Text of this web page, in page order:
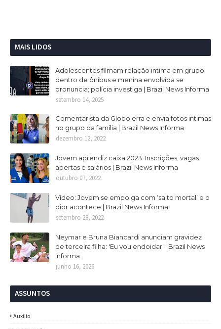
MAIS LIDOS
Adolescentes filmam relação intima em grupo
dentro de ônibus e menina envolvida se
pronuncia; polícia investiga | Brazil News Informa
setembro 14, 2025
Comentarista da Globo erra e envia fotos intimas
no grupo da família | Brazil News Informa
dezembro 12, 2022
Jovem aprendiz caixa 2023: Inscrições, vagas
abertas e salários | Brazil News Informa
outubro 07, 2022
Vídeo: Jovem se empolga com ‘salto mortal’ e o
pior acontece | Brazil News Informa
setembro 28, 2022
Neymar e Bruna Biancardi anunciam gravidez
de terceira filha: 'Eu vou endoidar' | Brazil News
Informa
junho 16, 2026
ASSUNTOS
Auxílio